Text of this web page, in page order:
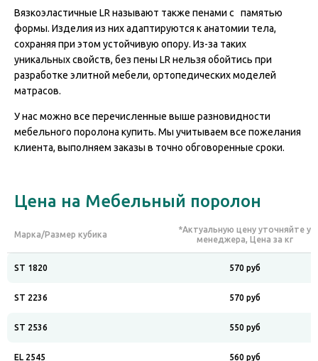
Вязкоэластичные LR называют также пенами с памятью
формы. Изделия из них адаптируются к анатомии тела,
сохраняя при этом устойчивую опору. Из-за таких
уникальных свойств, без пены LR нельзя обойтись при
разработке элитной мебели, ортопедических моделей
матрасов.
У нас можно все перечисленные выше разновидности
мебельного поролона купить. Мы учитываем все пожелания
клиента, выполняем заказы в точно обговоренные сроки.
Цена на Мебельный поролон
Марка/Размер кубика
*Актуальную цену уточняйте у
менеджера, Цена за кг
ST 1820 570 руб
ST 2236 570 руб
ST 2536 550 руб
EL 2545 560 руб